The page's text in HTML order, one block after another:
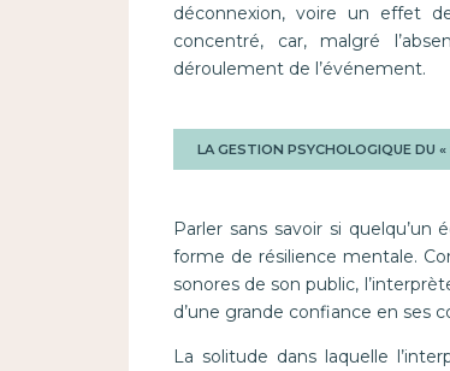
déconnexion, voire un effet
concentré, car, malgré
déroulement de l’événement.
LA GESTION PSYCHOLOGIQUE DU «
Parler sans savoir si
forme de résilience mentale.
sonores de son public,
d’une grande confiance en ses
La solitude dans laquelle